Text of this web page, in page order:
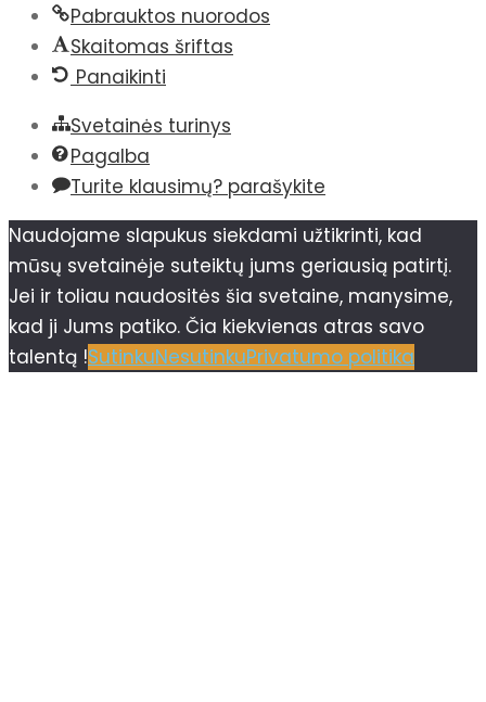
Pabrauktos nuorodos
Skaitomas šriftas
Panaikinti
Svetainės turinys
Pagalba
Turite klausimų? parašykite
Naudojame slapukus siekdami užtikrinti, kad
mūsų svetainėje suteiktų jums geriausią patirtį.
Jei ir toliau naudositės šia svetaine, manysime,
kad ji Jums patiko. Čia kiekvienas atras savo
talentą !SutinkuNesutinkuPrivatumo politika